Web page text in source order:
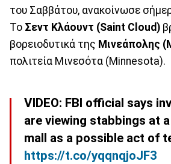
του Σαββάτου, ανακοίνωσε
Το Σεντ Κλάουντ (Saint Cloud)
βορειοδυτικά της Μινεάπολης
πολιτεία Μινεσότα (Minnesota).
VIDEO: FBI official says
are viewing stabbings at
mall as a possible act of
https://t.co/yqqnqjoJF3